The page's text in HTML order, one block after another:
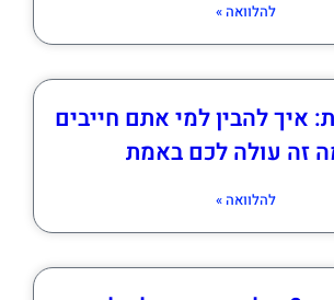
להלוואה »
איך להבין למי אתם חייבים
זה עולה לכם באמת
להלוואה »